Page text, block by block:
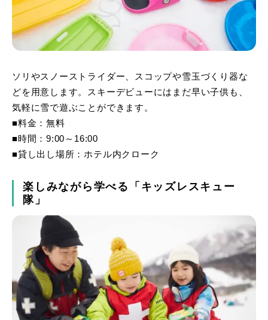
ソリやスノーストライダー、スコップや雪玉づくり器な
どを用意します。スキーデビューにはまだ早い子供も、
気軽に雪で遊ぶことができます。
■料金：無料
■時間：9:00～16:00
■貸し出し場所：ホテル内クローク
楽しみながら学べる「キッズレスキュー
隊」